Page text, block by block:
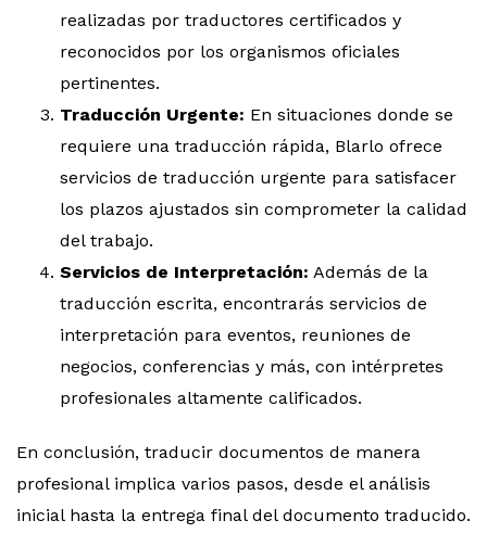
realizadas por traductores certificados y
reconocidos por los organismos oficiales
pertinentes.
Traducción Urgente: En situaciones donde se
requiere una traducción rápida, Blarlo ofrece
servicios de traducción urgente para satisfacer
los plazos ajustados sin comprometer la calidad
del trabajo.
Servicios de Interpretación: Además de la
traducción escrita, encontrarás servicios de
interpretación para eventos, reuniones de
negocios, conferencias y más, con intérpretes
profesionales altamente calificados.
En conclusión, traducir documentos de manera
profesional implica varios pasos, desde el análisis
inicial hasta la entrega final del documento traducido.